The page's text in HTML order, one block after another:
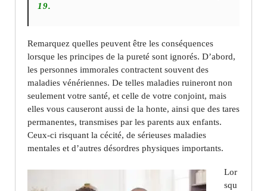
19.
Remarquez quelles peuvent être les conséquences
lorsque les principes de la pureté sont ignorés. D’abord,
les personnes immorales contractent souvent des
maladies vénériennes. De telles maladies ruineront non
seulement votre santé, et celle de votre conjoint, mais
elles vous causeront aussi de la honte, ainsi que des tares
permanentes, transmises par les parents aux enfants.
Ceux-ci risquant la cécité, de sérieuses maladies
mentales et d’autres désordres physiques importants.
Lor
squ